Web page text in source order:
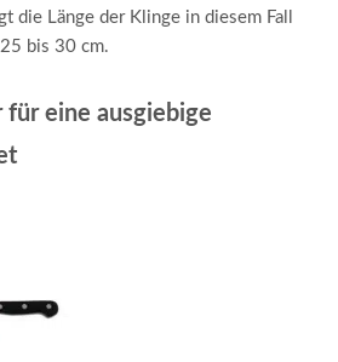
die Länge der Klinge in diesem Fall
bis 30 cm.
für eine ausgiebige